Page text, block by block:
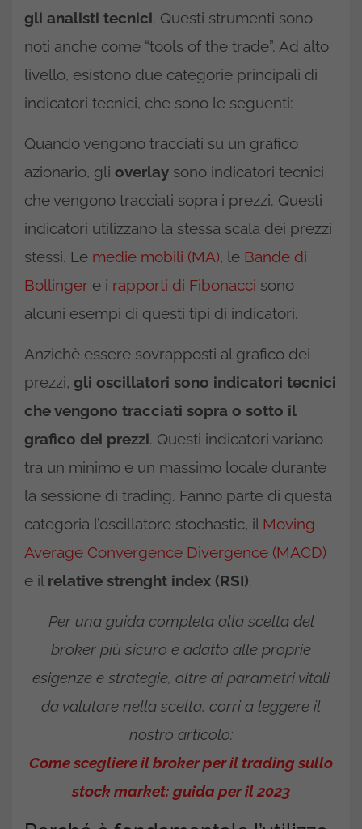
gli analisti tecnici. Questi strumenti sono
noti anche come “tools of the trade”. Ad alto
livello, esistono due categorie principali di
indicatori tecnici, che sono le seguenti:
Quando vengono tracciati su un grafico
azionario, gli overlay sono indicatori tecnici
che vengono tracciati sopra i prezzi. Questi
indicatori utilizzano la stessa scala dei prezzi
stessi. Le medie mobili (MA), le Bande di
Bollinger e i rapporti di Fibonacci sono
alcuni esempi di questi tipi di indicatori.
Anzichè essere sovrapposti al grafico dei
prezzi, gli oscillatori sono indicatori tecnici
che vengono tracciati sopra o sotto il
grafico dei prezzi. Questi indicatori variano
tra un minimo e un massimo locale durante
la sessione di trading. Fanno parte di questa
categoria l’oscillatore stochastic, il Moving
Average Convergence Divergence (MACD)
e il relative strenght index (RSI).
Per una guida completa alla scelta del
broker più sicuro e adatto alle proprie
esigenze e strategie, oltre ai parametri vitali
da valutare nella scelta, corri a leggere il
nostro articolo:
Come scegliere il broker per il trading sullo
stock market: guida per il 2023